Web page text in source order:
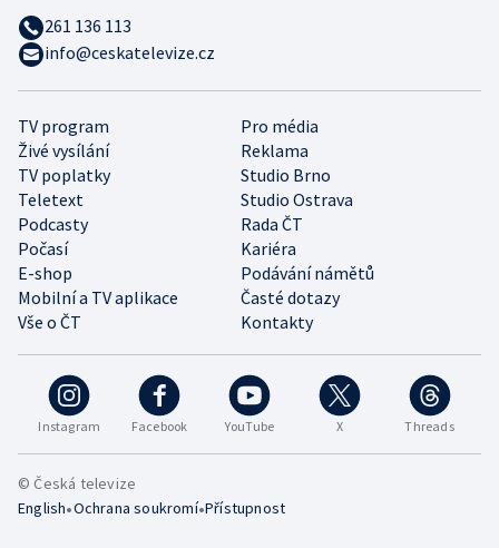
Instagram Facebook YouTube X Threads
TV program
Pro média
Živé vysílání
Reklama
TV poplatky
Studio Brno
Teletext
Studio Ostrava
Podcasty
Rada ČT
Počasí
Kariéra
E-shop
Podávání námětů
Mobilní a TV aplikace
Časté dotazy
Vše o ČT
Kontakty
261 136 113
info@ceskatelevize.cz
© Česká televize
English•Ochrana soukromí•Přístupnost